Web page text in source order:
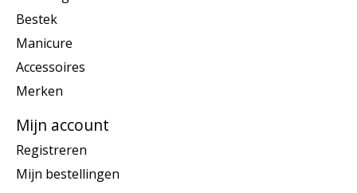
Bestek
Manicure
Accessoires
Merken
Mijn account
Registreren
Mijn bestellingen